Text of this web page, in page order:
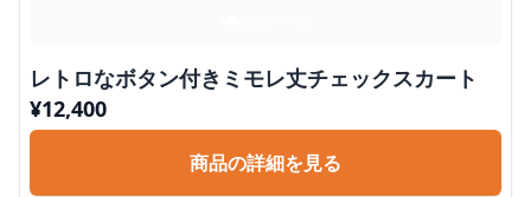
レトロなボタン付きミモレ丈チェックスカート
¥12,400
商品の詳細を見る